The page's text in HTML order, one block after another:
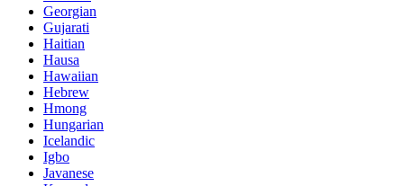
Georgian
Gujarati
Haitian
Hausa
Hawaiian
Hebrew
Hmong
Hungarian
Icelandic
Igbo
Javanese